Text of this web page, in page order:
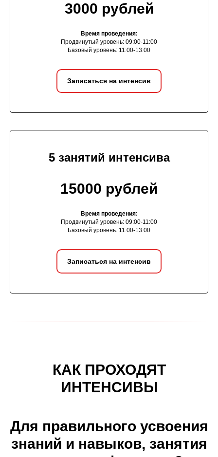
3000 рублей
Время проведения:
Продвинутый уровень: 09:00-11:00
Базовый уровень: 11:00-13:00
Записаться на интенсив
5 занятий интенсива
15000 рублей
Время проведения:
Продвинутый уровень: 09:00-11:00
Базовый уровень: 11:00-13:00
Записаться на интенсив
КАК ПРОХОДЯТ
ИНТЕНСИВЫ
Для правильного усвоения
знаний и навыков, занятия